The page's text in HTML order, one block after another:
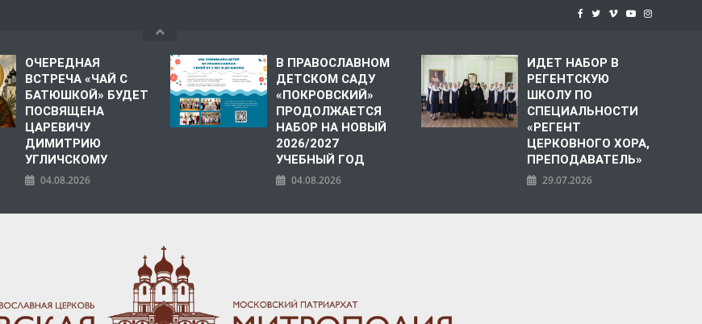
ОЧЕРЕДНАЯ
ВСТРЕЧА «ЧАЙ С
БАТЮШКОЙ» БУДЕТ
ПОСВЯЩЕНА
ЦАРЕВИЧУ
ДИМИТРИЮ
УГЛИЧСКОМУ
04.08.2026
В ПРАВОСЛАВНОМ
ДЕТСКОМ САДУ
«ПОКРОВСКИЙ»
ПРОДОЛЖАЕТСЯ
НАБОР НА НОВЫЙ
2026/2027
УЧЕБНЫЙ ГОД
04.08.2026
ИДЕТ НАБОР В
РЕГЕНТСКУЮ
ШКОЛУ ПО
СПЕЦИАЛЬНОСТИ
«РЕГЕНТ
ЦЕРКОВНОГО ХОРА,
ПРЕПОДАВАТЕЛЬ»
29.07.2026